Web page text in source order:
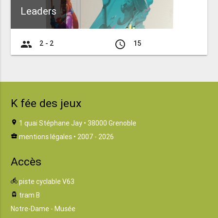
Leaders
group 2 - 2 access_time 15
K fée des jeux
location_on 1 quai Stéphane Jay • 38000 Grenoble
business_center mentions légales • 2007 - 2026
Accès
directions_bike piste cyclable V63
tram tram B
Notre-Dame - Musée